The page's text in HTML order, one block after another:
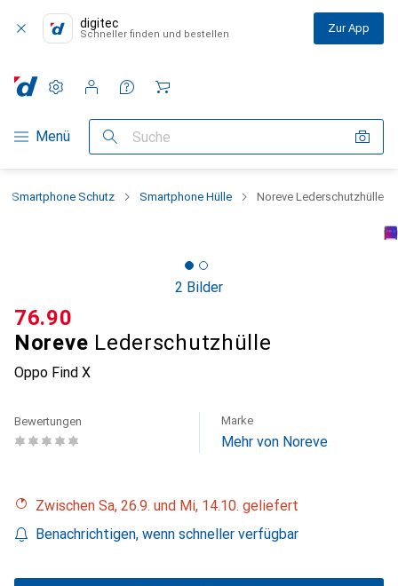
digitec
Schneller finden und bestellen Zur App
Navigation nach Kategorien
Menü Suche
Einstellungen
Kundenkonto
Vergleichslisten
Merklisten
Warenkorb
Smartphone Schutz Smartphone Hülle Noreve Lederschutzhülle
2 Bilder
Noreve Lederschutzhülle
Oppo Find X
CHF
76.90
Bewertungen Marke
Mehr von Noreve
Zwischen Sa, 26.9. und Mi, 14.10. geliefert
Benachrichtigen, wenn schneller verfügbar